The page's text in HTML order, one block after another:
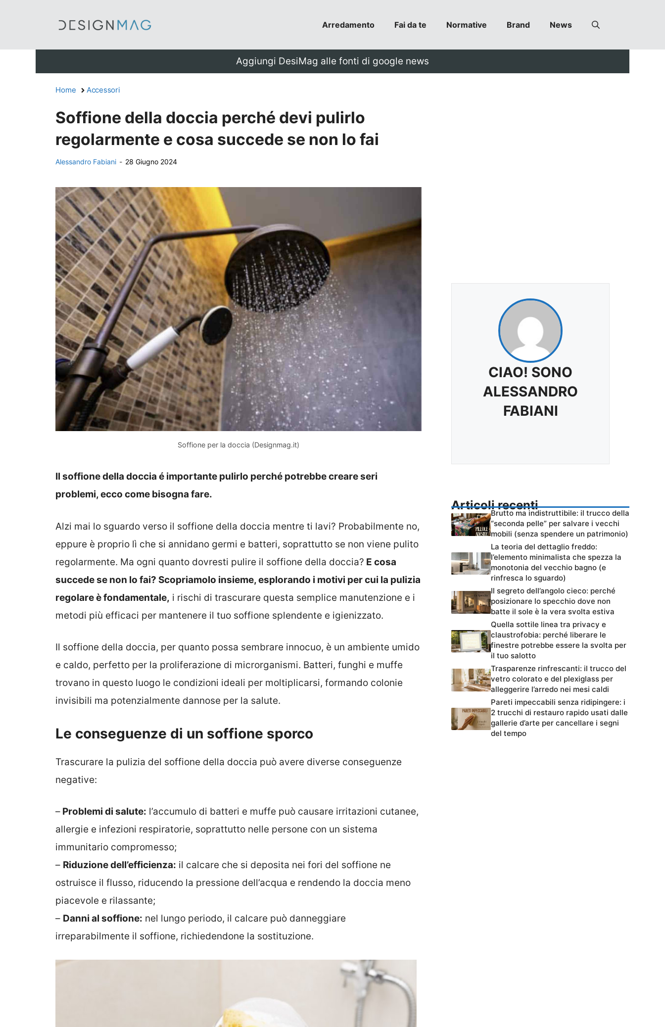
Arredamento Fai da te Normative Brand News
Aggiungi DesiMag alle fonti di google news
Home Accessori
Soffione della doccia perché devi pulirlo
regolarmente e cosa succede se non lo fai
Alessandro Fabiani - 28 Giugno 2024
Soffione per la doccia (Designmag.it)
Il soffione della doccia é importante pulirlo perché potrebbe creare seri
problemi, ecco come bisogna fare.
Alzi mai lo sguardo verso il soffione della doccia mentre ti lavi? Probabilmente no,
eppure è proprio lì che si annidano germi e batteri, soprattutto se non viene pulito
regolarmente. Ma ogni quanto dovresti pulire il soffione della doccia? E cosa
succede se non lo fai? Scopriamolo insieme, esplorando i motivi per cui la pulizia
regolare è fondamentale, i rischi di trascurare questa semplice manutenzione e i
metodi più efficaci per mantenere il tuo soffione splendente e igienizzato.
Il soffione della doccia, per quanto possa sembrare innocuo, è un ambiente umido
e caldo, perfetto per la proliferazione di microrganismi. Batteri, funghi e muffe
trovano in questo luogo le condizioni ideali per moltiplicarsi, formando colonie
invisibili ma potenzialmente dannose per la salute.
Le conseguenze di un soffione sporco
Trascurare la pulizia del soffione della doccia può avere diverse conseguenze
negative:
– Problemi di salute: l’accumulo di batteri e muffe può causare irritazioni cutanee,
allergie e infezioni respiratorie, soprattutto nelle persone con un sistema
immunitario compromesso;
– Riduzione dell’efficienza: il calcare che si deposita nei fori del soffione ne
ostruisce il flusso, riducendo la pressione dell’acqua e rendendo la doccia meno
piacevole e rilassante;
– Danni al soffione: nel lungo periodo, il calcare può danneggiare
irreparabilmente il soffione, richiedendone la sostituzione.
CIAO! SONO
ALESSANDRO
FABIANI
Articoli recenti
Brutto ma indistruttibile: il trucco della
“seconda pelle” per salvare i vecchi
mobili (senza spendere un patrimonio)
La teoria del dettaglio freddo:
l’elemento minimalista che spezza la
monotonia del vecchio bagno (e
rinfresca lo sguardo)
Il segreto dell’angolo cieco: perché
posizionare lo specchio dove non
batte il sole è la vera svolta estiva
Quella sottile linea tra privacy e
claustrofobia: perché liberare le
finestre potrebbe essere la svolta per
il tuo salotto
Trasparenze rinfrescanti: il trucco del
vetro colorato e del plexiglass per
alleggerire l’arredo nei mesi caldi
Pareti impeccabili senza ridipingere: i
2 trucchi di restauro rapido usati dalle
gallerie d’arte per cancellare i segni
del tempo